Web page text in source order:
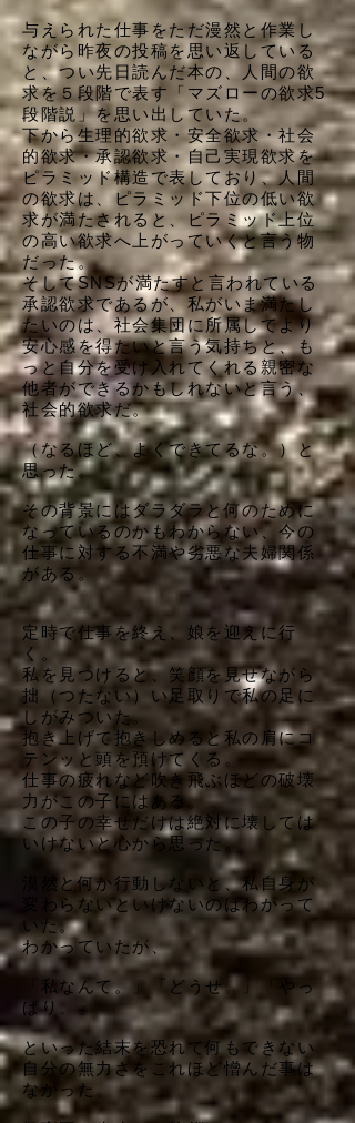
与えられた仕事をただ漫然と作業し
ながら昨夜の投稿を思い返している
と、つい先日読んだ本の、人間の欲
求を５段階で表す「マズローの欲求5
段階説」を思い出していた。
下から生理的欲求・安全欲求・社会
的欲求・承認欲求・自己実現欲求を
ピラミッド構造で表しており、人間
の欲求は、ピラミッド下位の低い欲
求が満たされると、ピラミッド上位
の高い欲求へ上がっていくと言う物
だった。
そしてSNSが満たすと言われている
承認欲求であるが、私がいま満たし
たいのは、社会集団に所属してより
安心感を得たいと言う気持ちと、も
っと自分を受け入れてくれる親密な
他者ができるかもしれないと言う、
社会的欲求だ。
（なるほど、よくできてるな。）と
思った。
その背景にはダラダラと何のために
なっているのかもわからない、今の
仕事に対する不満や劣悪な夫婦関係
がある。
定時で仕事を終え、娘を迎えに行
く。
私を見つけると、笑顔を見せながら
拙（つたない）い足取りで私の足に
しがみついた。
抱き上げて抱きしめると私の肩にコ
テンッと頭を預けてくる。
仕事の疲れなど吹き飛ぶほどの破壊
力がこの子にはある。
この子の幸せだけは絶対に壊しては
いけないと心から思った。
漠然と何か行動しないと、私自身が
変わらないといけないのはわかって
いた。
わかっていたが、
「私なんて。」「どうせ。」「やっ
ぱり。」
といった結末を恐れて何もできない
自分の無力さをこれほど憎んだ事は
なかった。